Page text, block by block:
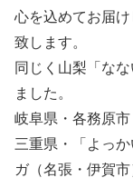
心を込めてお届
致します。
同じく山梨「な
ました。
岐阜県・各務原市
三重県・「よっ
ガ（名張・伊賀